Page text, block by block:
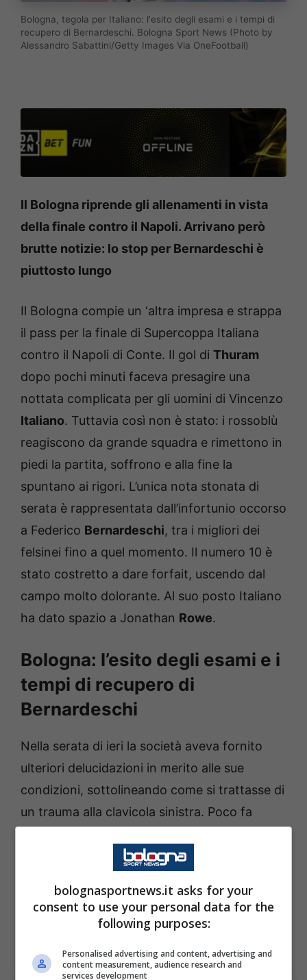
Bologna, tegola per Italiano: l'esito degli esami e i tempi di
recupero di Bernardeschi. Bologna Sport News (Photo by
Alessandro Sabattini/Getty Images Via OneFootball)
Il Bologna riprende gli allenamenti in vista
della finale contro il Napoli. Arrivano però
brutte notizie: lo stop per Bernardeschi è
piuttosto lungo
Il Bologna compie un ‘altra impresa e strappa
il pass per la finale di Supercoppa Italiana
contro il Napoli di Conte. Il gol di Thuram
dopo pochi minuti faceva presagire una
nottata complicata per gli uomini di Vincenzo
Italiano. Tuttavia così non è stato: i rossoblù
reagiscono da grande squadra e rimettono in
piedi la partita, soffrono e alla fine la
spuntano ai rigori. L’unica nota stonata di
serata è rappresentata dall’infortunio occorso
a Federico Bernardeschi, tra i migliori dei
felsinei fino a quel momento. Il numero 10 è
stato costretto a dare forfait, uscendo dal
campo molto dolorante. Al suo posto Italiano
ha dato spazio a Jonathan Rowe.
Bologna: l’esito degli esami e i
tempi di recupero di
Bernardeschi
Nella serata di ieri la società aveva fornito
ulteriori delucidazioni in merito alle sue
condizioni, sottolineando come si trattasse di
un trauma alla clavicola sinistra. Poco fa
tempi di recupero. In questo senso non
hanno evidenziato una frattura angolata della
clavicola sinistra. Verrà pertanto sottoposto a
bolognasportnews.it asks for your
consent to use your personal data for the
following purposes:
Personalised advertising and content, advertising and
content measurement, audience research and
services development